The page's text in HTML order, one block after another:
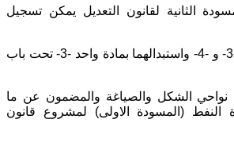
الثانية لقانون التعديل يمكن تسجيل
اولا: تم الغاء المادتين -3- و -4- واستبدالهما بمادة واحد -3- تحت باب
نواحي الشكل والصياغة والمضمون عن ما
(المسودة الاولى) لمشروع قانون